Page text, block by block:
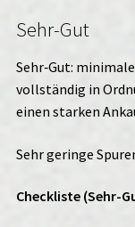
Sehr-Gut
Sehr‑Gut:
vollständig in
einen starken
Sehr geringe
Checkliste (Sehr-